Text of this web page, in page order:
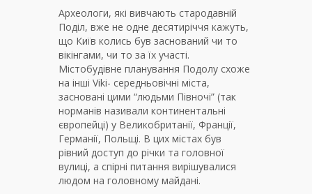
Археологи, які вивчають стародавній
Поділ, вже не одне десятиріччя кажуть,
що Київ колись був заснований чи то
вікінгами, чи то за їх участі.
Містобудівне планування Подолу схоже
на інші Viki- середньовічні міста,
засновані цими “людьми Півночі” (так
норманів називали континентальні
європейці) у Великобританії, Франції,
Германії, Польщі. В цих містах був
рівний доступ до річки та головної
вулиці, а спірні питання вирішувалися
людом на головному майдані.